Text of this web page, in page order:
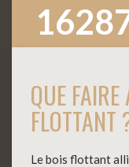
QUE
FLOTTANT
Le bois flottant